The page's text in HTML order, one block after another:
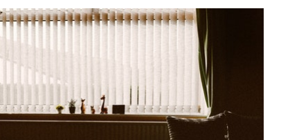
CORTINA ROMANA
CORTINAS DE TECIDO